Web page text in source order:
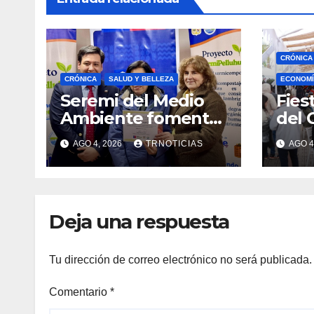
CRÓNICA SALUD Y BELLEZA
Seremi del Medio
Ambiente fomentó
iniciativa de
vermicompostaje
domiciliario en
AGO 4, 2026 TRNOTICIAS
CRÓNICA
del
AGO
Deja una respuesta
Tu dirección de correo electrónico no será publicada.
Comentario *